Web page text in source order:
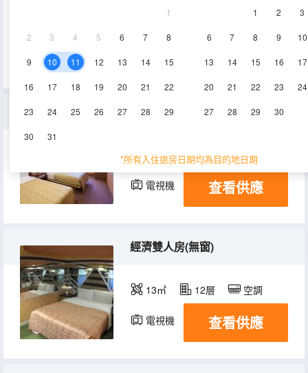
1
2 3 4 5 6 7 8
9 10 11 12 13 14 15
16 17 18 19 20 21 22
23 24 25 26 27 28 29
30 31
1
2 3
6 7 8 9 10
13 14 15 16 17
20 21 22 23 24
27 28 29 30
*所有入住退房日期均為目的地日期
29.8㎡ 空調
四人房
36㎡ 11-12層
電視機 查看供應
經濟雙人房(無窗)
13㎡ 12層 空調
電視機 查看供應